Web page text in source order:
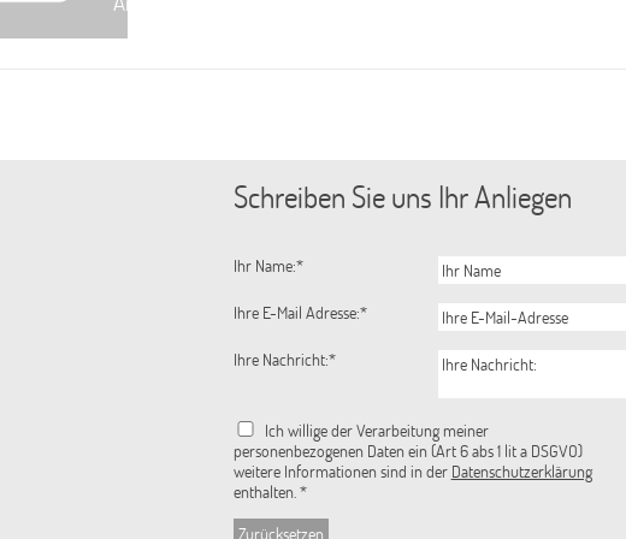
Schreiben Sie uns Ihr Anliegen
Ihr Name:*
Ihre E-Mail Adresse:*
Ihre Nachricht:*
Ich willige der Verarbeitung meiner
personenbezogenen Daten ein (Art 6 abs 1 lit a DSGVO)
weitere Informationen sind in der Datenschutzerklärung
enthalten. *